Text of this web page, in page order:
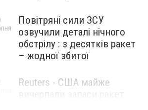
Повітряні сили ЗСУ
озвучили деталі нічного
обстрілу : з десятків ракет
– жодної збитої
Reuters - США майже